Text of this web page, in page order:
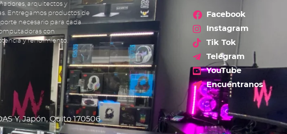
arquitectos y
Entregamos productos de
necesario para cada
con
y rendimiento.
Facebook
Instagram
Tik Tok
Telegram
YouTube
Encuéntranos
Y, Japón, Quito 170506